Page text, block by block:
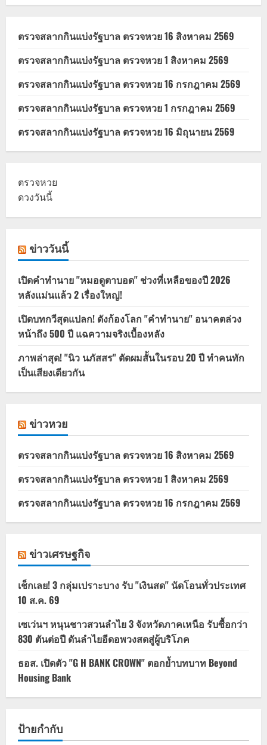
เพิ่ม
ตรวจสลากกินแบ่งรัฐบาล ตรวจหวย 16 สิงหาคม 2569
ตรวจสลากกินแบ่งรัฐบาล ตรวจหวย 1 สิงหาคม 2569
ตรวจสลากกินแบ่งรัฐบาล ตรวจหวย 16 กรกฎาคม 2569
ตรวจสลากกินแบ่งรัฐบาล ตรวจหวย 1 กรกฎาคม 2569
ตรวจสลากกินแบ่งรัฐบาล ตรวจหวย 16 มิถุนายน 2569
ตรวจหวย
ดวงวันนี้
ข่าววันนี้
เปิดคำทำนาย "หมอดูตาบอด" ช่วงที่เหลือของปี 2026
หลังแม่นแล้ว 2 เรื่องใหญ่!
เปิดบทกวีสุดแปลก! ดังก้องโลก "คำทำนาย" อนาคตล่วง
หน้าถึง 500 ปี แฉความจริงเบื้องหลัง
ภาพล่าสุด! "นิว นภัสสร" ตัดผมสั้นในรอบ 20 ปี ทำคนทัก
เป็นเสียงเดียวกัน
ข่าวหวย
ตรวจสลากกินแบ่งรัฐบาล ตรวจหวย 16 สิงหาคม 2569
ตรวจสลากกินแบ่งรัฐบาล ตรวจหวย 1 สิงหาคม 2569
ตรวจสลากกินแบ่งรัฐบาล ตรวจหวย 16 กรกฎาคม 2569
ข่าวเศรษฐกิจ
เช็กเลย! 3 กลุ่มเปราะบาง รับ "เงินสด" นัดโอนทั่วประเทศ
10 ส.ค. 69
เซเว่นฯ หนุนชาวสวนลำไย 3 จังหวัดภาคเหนือ รับซื้อกว่า
830 ตันต่อปี ดันลำไยอีดอพวงสดสู่ผู้บริโภค
ธอส. เปิดตัว "G H BANK CROWN" ตอกย้ำบทบาท Beyond
Housing Bank
ป้ายกำกับ